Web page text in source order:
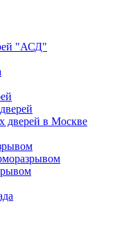
"АСД"
дверей в Москве